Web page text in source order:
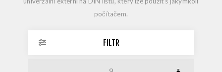
počítačem.
FILTR